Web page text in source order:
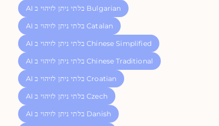
AI בלתי ניתן לזיהוי ב Bulgarian
AI בלתי ניתן לזיהוי ב Catalan
AI בלתי ניתן לזיהוי ב Chinese Simplified
AI בלתי ניתן לזיהוי ב Chinese Traditional
AI בלתי ניתן לזיהוי ב Croatian
AI בלתי ניתן לזיהוי ב Czech
AI בלתי ניתן לזיהוי ב Danish